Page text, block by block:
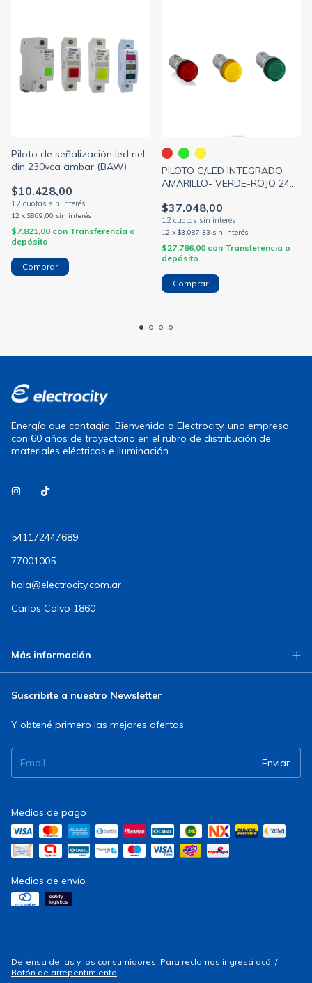
Piloto de señalización led riel
din 230vca ambar (BAW)
$10.428,00
12 x $869,00 sin interés
$7.821,00 con Transferencia o
depósito
PILOTO C/LED INTEGRADO
AMARILLO- VERDE-ROJO 24
BA1SFA619403R5022
$37.048,00
12 x $3.087,33 sin interés
$27.786,00 con Transferencia o
depósito
Comprar
Energía que contagia. Bienvenido a Electrocity, una empresa
con 60 años de trayectoria en el rubro de distribución de
materiales eléctricos e iluminación
541172447689
77001005
hola@electrocity.com.ar
Carlos Calvo 1860
Más información
Suscribite a nuestro Newsletter
Y obtené primero las mejores ofertas
Medios de pago
Medios de envío
Defensa de las y los consumidores. Para reclamos ingresá acá. /
Botón de arrepentimiento